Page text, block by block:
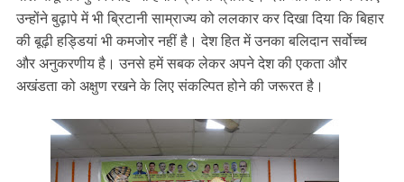
उन्होंने बुढ़ापे में भी ब्रिटानी साम्राज्य को ललकार कर दिखा दिया कि बिहार
की बूढ़ी हड्डियां भी कमजोर नहीं है। देश हित में उनका बलिदान सर्वोच्च
और अनुकरणीय है। उनसे हमें सबक लेकर अपने देश की एकता और
अखंडता को अक्षुण रखने के लिए संकल्पित होने की जरूरत है।